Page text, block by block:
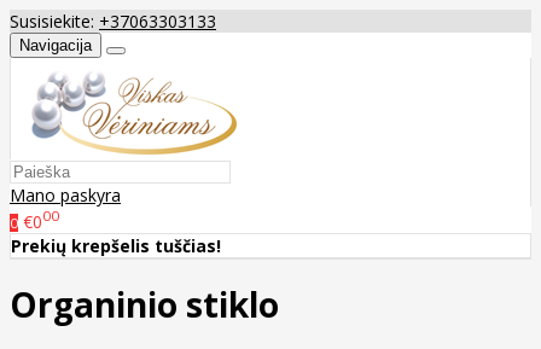
Susisiekite: +37063303133
Navigacija
Mano paskyra
0 €000
Prekių krepšelis tuščias!
Organinio stiklo